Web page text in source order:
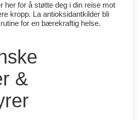
her for å støtte deg i din reise mot
kropp. La antioksidantkilder bli
for en bærekraftig helse.
&